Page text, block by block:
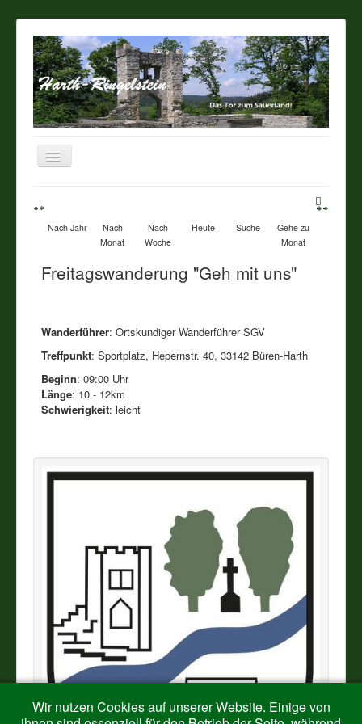
Navigation
Über unseren Ort
Sehenswertes
Termine
Nach Jahr
Nach
Monat
Nach
Woche
Heute Suche
Gehe zu
Monat
Freitagswanderung "Geh mit uns"
Wanderführer: Ortskundiger Wanderführer SGV
Treffpunkt: Sportplatz, Hepernstr. 40, 33142 Büren-Harth
Beginn: 09:00 Uhr
Länge: 10 - 12km
Schwierigkeit: leicht
Wir nutzen Cookies auf unserer Website. Einige von